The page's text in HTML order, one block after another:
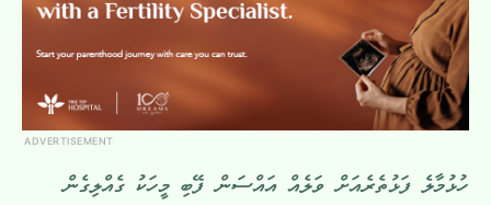
ADVERTISEMENT
ހުޅުމާލެ ފަޅުތެރެއަށް ވަލެއް އައްސަން ފޭބި މީހަކު ގެއްލިގެން